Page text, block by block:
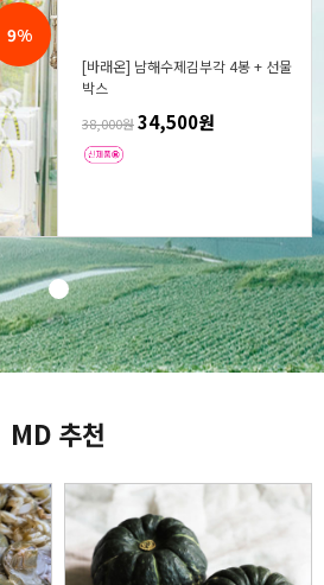
9%
[바래온] 남해수제김부각 4봉 + 선물
박스
38,000원34,500원
MD 추천